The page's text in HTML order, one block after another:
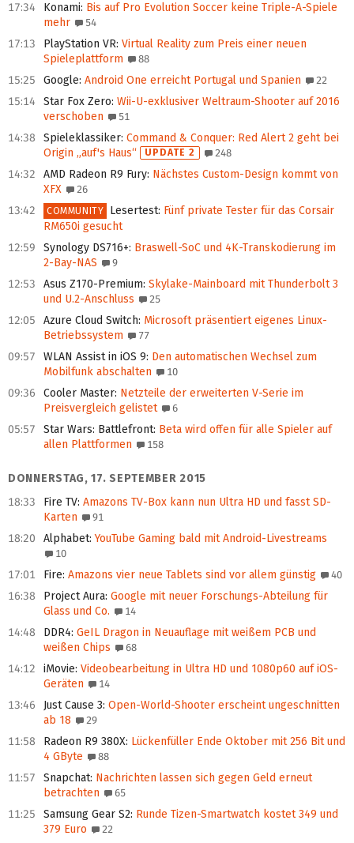
17:34 Konami: Bis auf Pro Evolution Soccer keine Triple-A-Spiele
mehr
54
17:13 PlayStation VR: Virtual Reality zum Preis einer neuen
Spieleplattform
88
15:25 Google: Android One erreicht Portugal und Spanien 22
15:14 Star Fox Zero: Wii-U-exklusiver Weltraum-Shooter auf 2016
verschoben
51
14:38 Spieleklassiker: Command & Conquer: Red Alert 2 geht bei
Origin „auf's Haus“
UPDATE 2 248
14:32 AMD Radeon R9 Fury: Nächstes Custom-Design kommt von
XFX
26
13:42 COMMUNITY Lesertest: Fünf private Tester für das Corsair
RM650i gesucht
12:59
Synology DS716+: Braswell-SoC und 4K-Transkodierung im
2-Bay-NAS
9
12:53 Asus Z170-Premium: Skylake-Mainboard mit Thunderbolt 3
und U.2-Anschluss
25
12:05 Azure Cloud Switch: Microsoft präsentiert eigenes Linux-
Betriebssystem
77
09:57 WLAN Assist in iOS 9: Den automatischen Wechsel zum
Mobilfunk abschalten
10
09:36 Cooler Master: Netzteile der erweiterten V-Serie im
Preisvergleich gelistet
6
05:57 Star Wars: Battlefront: Beta wird offen für alle Spieler auf
allen Plattformen
158
DONNERSTAG, 17. SEPTEMBER 2015
18:33
Fire TV: Amazons TV-Box kann nun Ultra HD und fasst SD-
Karten
91
18:20 Alphabet: YouTube Gaming bald mit Android-Livestreams
10
17:01 Fire: Amazons vier neue Tablets sind vor allem günstig 40
16:38 Project Aura: Google mit neuer Forschungs-Abteilung für
Glass und Co.
14
14:48 DDR4: GeIL Dragon in Neuauflage mit weißem PCB und
weißen Chips
68
14:12 iMovie: Videobearbeitung in Ultra HD und 1080p60 auf iOS-
Geräten
14
13:46 Just Cause 3: Open-World-Shooter erscheint ungeschnitten
ab 18
29
11:58 Radeon R9 380X: Lückenfüller Ende Oktober mit 256 Bit und
4 GByte
88
11:57 Snapchat: Nachrichten lassen sich gegen Geld erneut
betrachten
65
11:25 Samsung Gear S2: Runde Tizen-Smartwatch kostet 349 und
379 Euro
22